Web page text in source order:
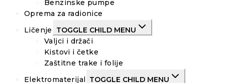
Benzinske pumpe
Oprema za radionice
Ličenje
TOGGLE CHILD MENU
Valjci i držači
Kistovi i četke
Zaštitne trake i folije
Elektromaterijal
TOGGLE CHILD MENU